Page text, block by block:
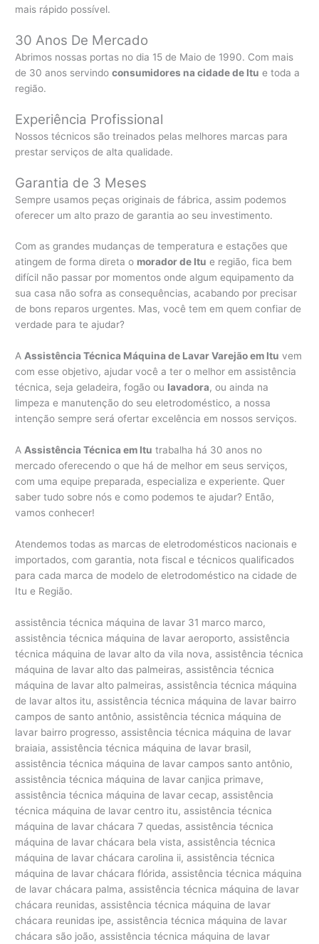
mais rápido possível.
30 Anos De Mercado
Abrimos nossas portas no dia 15 de Maio de 1990. Com mais
de 30 anos servindoconsumidores na cidade de Itu e toda a
região.
Experiência Profissional
Nossos técnicos são treinados pelas melhores marcas para
prestar serviços de alta qualidade.
Garantia de 3 Meses
Sempre usamos peças originais de fábrica, assim podemos
oferecer um alto prazo de garantia ao seu investimento.
Com as grandes mudanças de temperatura e estações que
atingem de forma direta o morador de Itu e região, fica bem
difícil não passar por momentos onde algum equipamento da
sua casa não sofra as consequências, acabando por precisar
de bons reparos urgentes. Mas, você tem em quem confiar de
verdade para te ajudar?
AAssistência Técnica Máquina de Lavar Varejão em Itu vem
com esse objetivo, ajudar você a ter o melhor em assistência
técnica, seja geladeira, fogão ou lavadora, ou ainda na
limpeza e manutenção do seu eletrodoméstico, a nossa
intenção sempre será ofertar excelência em nossos serviços.
A Assistência Técnica em Itu trabalha há 30 anos no
mercado oferecendo o que há de melhor em seus serviços,
com uma equipe preparada, especializa e experiente. Quer
saber tudo sobre nós e como podemos te ajudar? Então,
vamos conhecer!
Atendemos todas as marcas de eletrodomésticos nacionais e
importados, com garantia, nota fiscal e técnicos qualificados
para cada marca de modelo de eletrodoméstico na cidade de
Itu e Região.
assistência técnica máquina de lavar 31 marco marco,
assistência técnica máquina de lavar aeroporto, assistência
técnica máquina de lavar alto da vila nova, assistência técnica
máquina de lavar alto das palmeiras, assistência técnica
máquina de lavar alto palmeiras, assistência técnica máquina
de lavar altos itu, assistência técnica máquina de lavar bairro
campos de santo antônio, assistência técnica máquina de
lavar bairro progresso, assistência técnica máquina de lavar
braiaia, assistência técnica máquina de lavar brasil,
assistência técnica máquina de lavar campos santo antônio,
assistência técnica máquina de lavar canjica primave,
assistência técnica máquina de lavar cecap, assistência
técnica máquina de lavar centro itu, assistência técnica
máquina de lavar chácara 7 quedas, assistência técnica
máquina de lavar chácara bela vista, assistência técnica
máquina de lavar chácara carolina ii, assistência técnica
máquina de lavar chácara flórida, assistência técnica máquina
de lavar chácara palma, assistência técnica máquina de lavar
chácara reunidas, assistência técnica máquina de lavar
chácara reunidas ipe, assistência técnica máquina de lavar
chácara são joão, assistência técnica máquina de lavar